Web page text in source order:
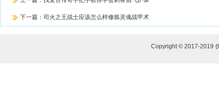
下一篇： 司火之王战士应该怎么样修炼灵魂战甲术
Copyright © 2017-2019